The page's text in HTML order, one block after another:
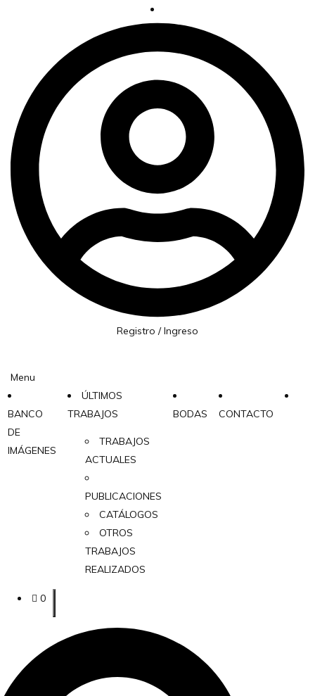
Registro / Ingreso
Menu
BANCO
DE
IMÁGENES
ÚLTIMOS
TRABAJOS
TRABAJOS
ACTUALES
PUBLICACIONES
CATÁLOGOS
OTROS
TRABAJOS
REALIZADOS
BODAS CONTACTO
0